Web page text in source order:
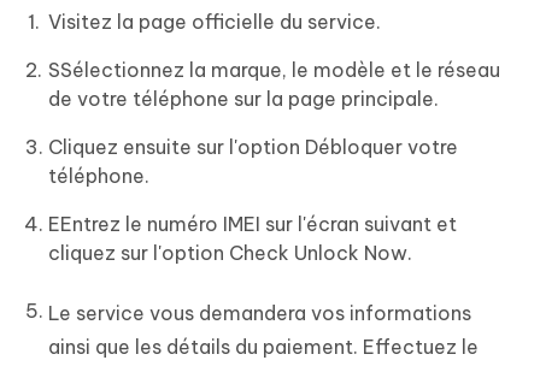
Visitez la page officielle du service.
SSélectionnez la marque, le modèle et le réseau
de votre téléphone sur la page principale.
Cliquez ensuite sur l'option Débloquer votre
téléphone.
EEntrez le numéro IMEI sur l'écran suivant et
cliquez sur l'option Check Unlock Now.
Le service vous demandera vos informations
ainsi que les détails du paiement. Effectuez le